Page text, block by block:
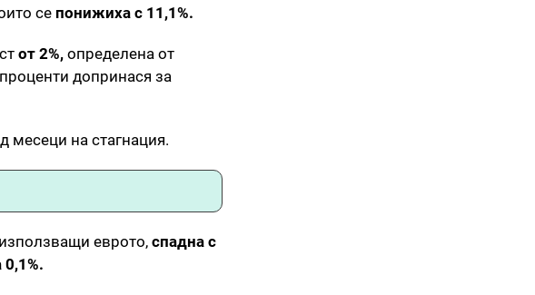
се понижиха с 11,1%.
от 2%, определена от
допринася за
месеци на стагнация.
еврото, спадна с
0,1%.